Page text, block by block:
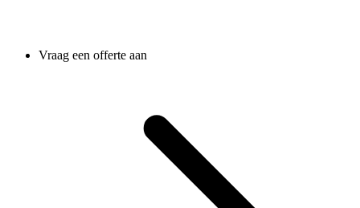
Vraag een offerte aan